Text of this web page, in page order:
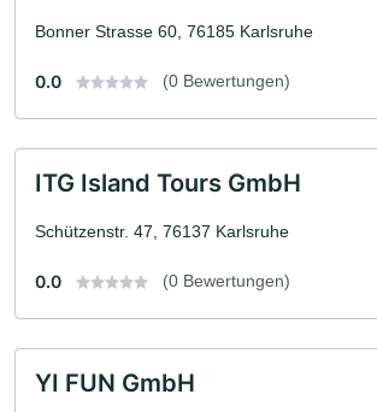
Bonner Strasse 60, 76185 Karlsruhe
0.0 (0 Bewertungen)
ITG Island Tours GmbH
Schützenstr. 47, 76137 Karlsruhe
0.0 (0 Bewertungen)
YI FUN GmbH